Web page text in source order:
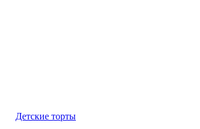
Детские торты